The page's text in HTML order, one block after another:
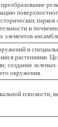
и
элементов
и
растениями.
создание
окружения.
плоскости,